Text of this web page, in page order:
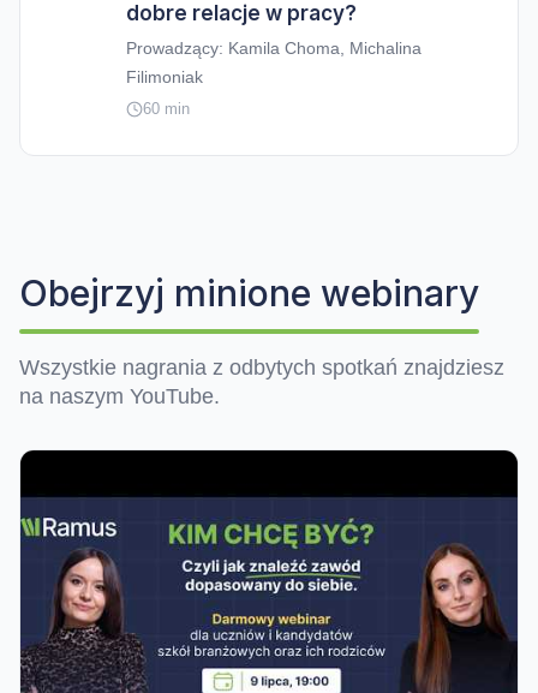
dobre relacje w pracy?
Prowadzący: Kamila Choma, Michalina
Filimoniak
60 min
Obejrzyj minione webinary
Wszystkie nagrania z odbytych spotkań znajdziesz
na naszym YouTube.